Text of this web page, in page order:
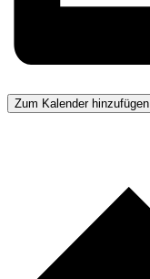
Zum Kalender hinzufügen